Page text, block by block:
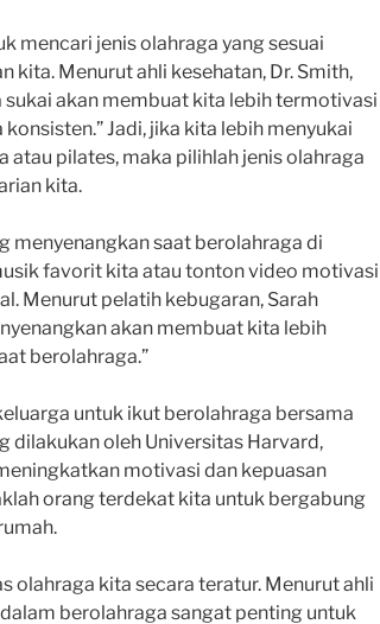
mencari jenis olahraga yang sesuai
kita. Menurut ahli kesehatan, Dr. Smith,
sukai akan membuat kita lebih termotivasi
Jadi, jika kita lebih menyukai
atau pilates, maka pilihlah jenis olahraga
kita.
menyenangkan saat berolahraga di
favorit kita atau tonton video motivasi
Menurut pelatih kebugaran, Sarah
akan membuat kita lebih
berolahraga.”
untuk ikut berolahraga bersama
dilakukan oleh Universitas Harvard,
motivasi dan kepuasan
orang terdekat kita untuk bergabung
olahraga kita secara teratur. Menurut ahli
dalam berolahraga sangat penting untuk